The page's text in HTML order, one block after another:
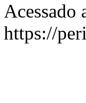
Acessado
https://